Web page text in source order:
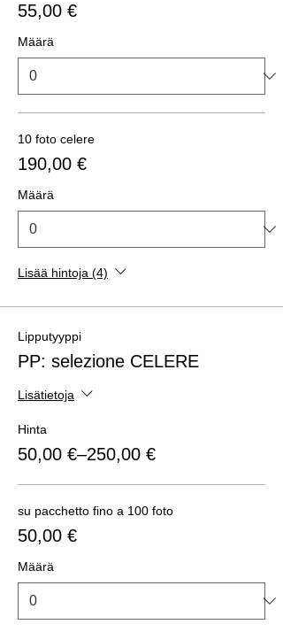
55,00 €
Määrä
10 foto celere
190,00 €
Määrä
Lisää hintoja (4)
Lipputyyppi
PP: selezione CELERE
Lisätietoja
Hinta
50,00 €–250,00 €
su pacchetto fino a 100 foto
50,00 €
Määrä